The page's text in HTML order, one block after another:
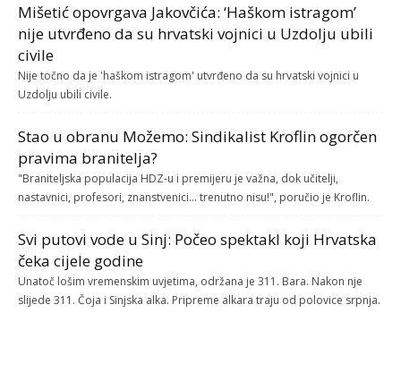
Mišetić opovrgava Jakovčića: ‘Haškom istragom’
nije utvrđeno da su hrvatski vojnici u Uzdolju ubili
civile
Nije točno da je 'haškom istragom' utvrđeno da su hrvatski vojnici u
Uzdolju ubili civile.
Stao u obranu Možemo: Sindikalist Kroflin ogorčen
pravima branitelja?
"Braniteljska populacija HDZ-u i premijeru je važna, dok učitelji,
nastavnici, profesori, znanstvenici... trenutno nisu!", poručio je Kroflin.
Svi putovi vode u Sinj: Počeo spektakl koji Hrvatska
čeka cijele godine
Unatoč lošim vremenskim uvjetima, održana je 311. Bara. Nakon nje
slijede 311. Čoja i Sinjska alka. Pripreme alkara traju od polovice srpnja.